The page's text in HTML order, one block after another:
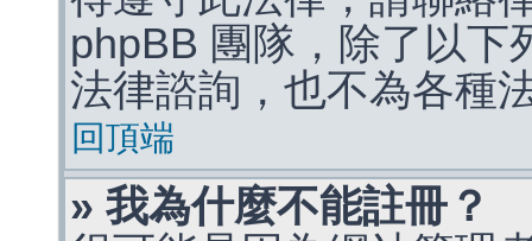
phpBB 團隊，除了以下
法律諮詢，也不為各種
回頂端
» 我為什麼不能註冊？